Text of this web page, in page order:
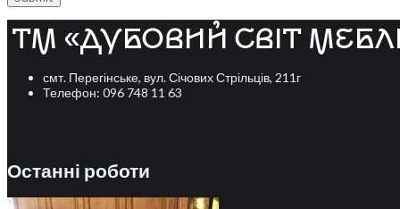
смт. Перегінське, вул. Січових Стрільців, 211г
Телефон: 096 748 11 63
Останні роботи